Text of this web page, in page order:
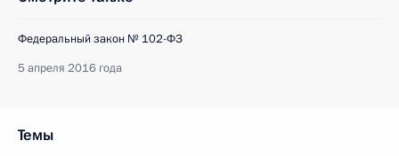
Федеральный закон № 102-ФЗ
5 апреля 2016 года
Темы